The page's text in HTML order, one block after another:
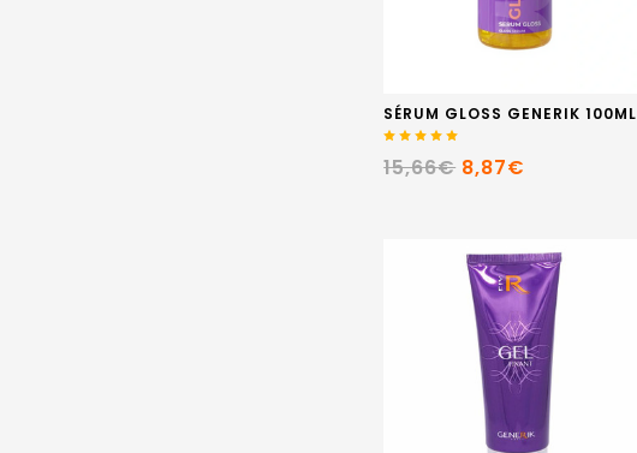
SÉRUM GLOSS GENERIK 100ML
15,66€ 8,87€